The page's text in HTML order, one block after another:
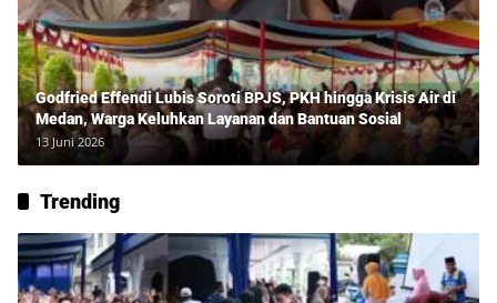
Godfried Effendi Lubis Soroti BPJS, PKH hingga Krisis Air di
Medan, Warga Keluhkan Layanan dan Bantuan Sosial
13 Juni 2026
Trending